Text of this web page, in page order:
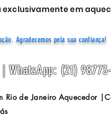
em
Agradecemos pela sua confiança!
WhatsApp: (21)
Rio de Janeiro Aquecedor